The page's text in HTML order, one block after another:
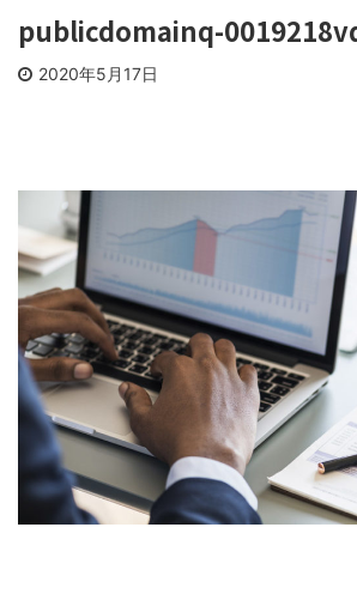
publicdomainq-
2020年5月17日